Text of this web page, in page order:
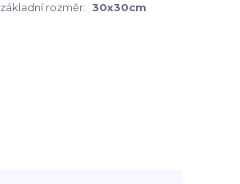
základní rozměr: 30x30cm